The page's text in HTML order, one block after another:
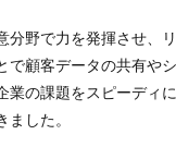
分野で力を発揮させ、
で顧客データの共有や
業の課題をスピーディ
ました。